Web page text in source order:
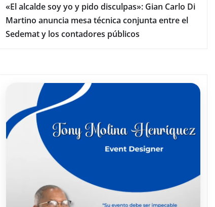
«El alcalde soy yo y pido disculpas»: Gian Carlo Di
Martino anuncia mesa técnica conjunta entre el
Sedemat y los contadores públicos